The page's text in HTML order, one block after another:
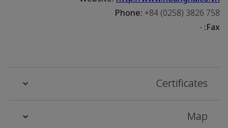
Phone:+84 (0258) 3826 758
Fax:
-
Certificates
Map